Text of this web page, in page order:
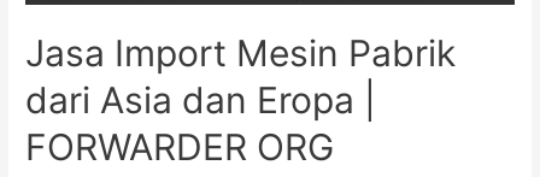
Jasa Import Mesin Pabrik
dari Asia dan Eropa |
FORWARDER ORG